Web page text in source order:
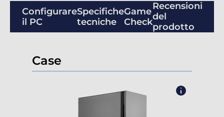
Configurare
il PC
Specifiche
tecniche
Game
Check
Recensioni
del
prodotto
Case